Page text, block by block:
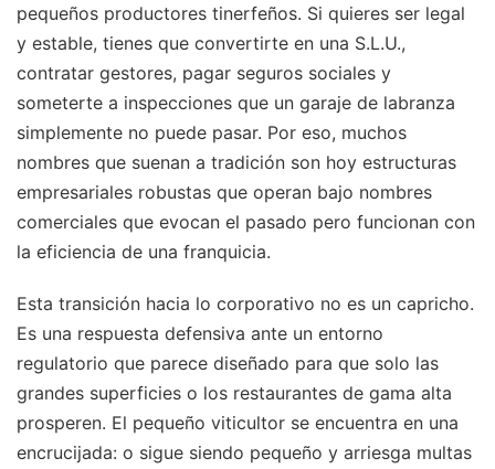
pequeños productores tinerfeños. Si quieres ser legal
y estable, tienes que convertirte en una S.L.U.,
contratar gestores, pagar seguros sociales y
someterte a inspecciones que un garaje de labranza
simplemente no puede pasar. Por eso, muchos
nombres que suenan a tradición son hoy estructuras
empresariales robustas que operan bajo nombres
comerciales que evocan el pasado pero funcionan con
la eficiencia de una franquicia.
Esta transición hacia lo corporativo no es un capricho.
Es una respuesta defensiva ante un entorno
regulatorio que parece diseñado para que solo las
grandes superficies o los restaurantes de gama alta
prosperen. El pequeño viticultor se encuentra en una
encrucijada: o sigue siendo pequeño y arriesga multas